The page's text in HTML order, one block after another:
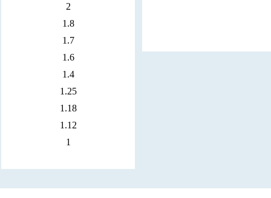
2
1.8
1.7
1.6
1.4
1.25
1.18
1.12
1